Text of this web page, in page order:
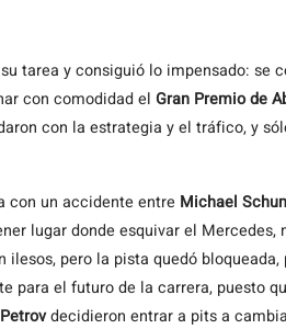
tarea y consiguió lo impensado: se
con comodidad el Gran Premio de
con la estrategia y el tráfico, y
con un accidente entre Michael
lugar donde esquivar el
ilesos, pero la pista quedó
para el futuro de la carrera, puesto
decidieron entrar a pits a